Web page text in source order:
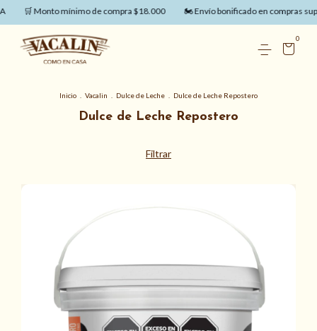
🛒 Monto mínimo de compra $18.000 🏍️ Envío bonificado en compras
0
Inicio Vacalin Dulce de Leche Dulce de Leche Repostero
Dulce de Leche Repostero
Filtrar